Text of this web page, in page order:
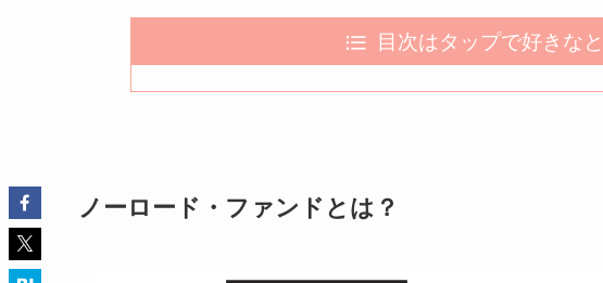
目次はタップで好きな
ノーロード・ファンドとは？